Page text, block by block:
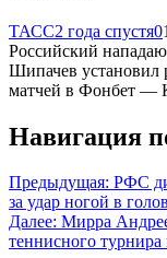
ТАСС2 года спустя0
Российский
Шипачев установил
матчей в Фонбет —
Навигация
Предыдущая: РФС
за удар ногой в
Далее: Мирра
теннисного